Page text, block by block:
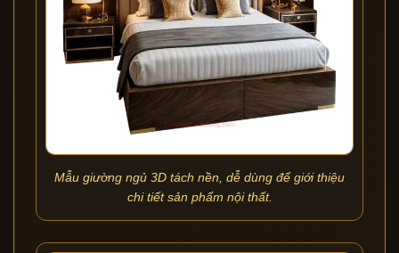
Mẫu giường ngủ 3D tách nền, dễ dùng để giới thiệu
chi tiết sản phẩm nội thất.